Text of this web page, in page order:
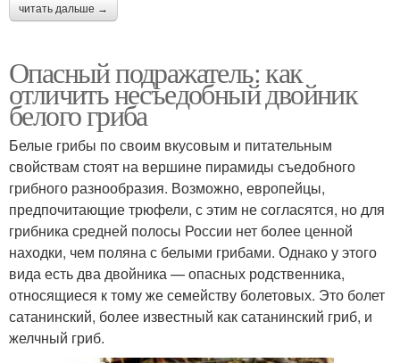
читать дальше →
Опасный подражатель: как
отличить несъедобный двойник
белого гриба
Белые грибы по своим вкусовым и питательным
свойствам стоят на вершине пирамиды съедобного
грибного разнообразия. Возможно, европейцы,
предпочитающие трюфели, с этим не согласятся, но для
грибника средней полосы России нет более ценной
находки, чем поляна с белыми грибами. Однако у этого
вида есть два двойника — опасных родственника,
относящиеся к тому же семейству болетовых. Это болет
сатанинский, более известный как сатанинский гриб, и
желчный гриб.